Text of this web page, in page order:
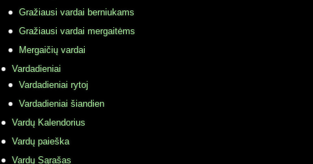
Gražiausi vardai berniukams
Gražiausi vardai mergaitėms
Mergaičių vardai
Vardadieniai
Vardadieniai rytoj
Vardadieniai šiandien
Vardų Kalendorius
Vardų paieška
Vardų Sąrašas